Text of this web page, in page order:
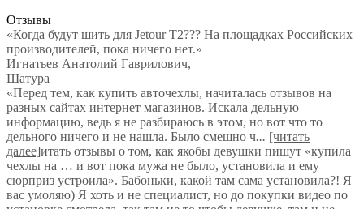
Отзывы
«Когда будут шить для Jetour T2??? На площадках Российских
производителей, пока ничего нет.»
Игнатьев Анатолий Гаврилович,
Шатура
«Перед тем, как купить авточехлы, начиталась отзывов на
разных сайтах интернет магазинов. Искала дельную
информацию, ведь я не разбираюсь в этом, но вот что то
дельного ничего и не нашла. Было смешно ч... [читать
далее]итать отзывы о том, как якобы девушки пишут «купила
чехлы на … и вот пока мужа не было, установила и ему
сюрприз устроила». Бабоньки, какой там сама установила?! Я
вас умоляю) Я хоть и не специалист, но до покупки видео по